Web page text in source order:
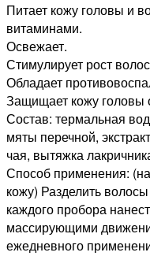
Питает кожу головы и
витаминами.
Освежает.
Стимулирует рост
Обладает
Защищает кожу головы
Состав: термальная
мяты перечной,
чая, вытяжка
Способ применения:
кожу) Разделить
каждого пробора
массирующими
ежедневного